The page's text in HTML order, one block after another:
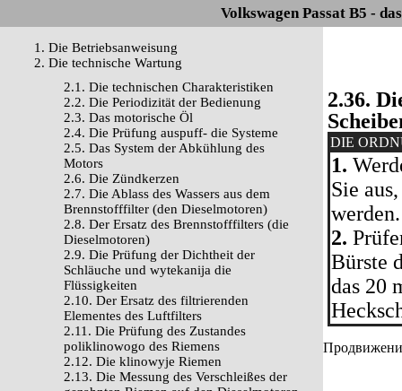
Volkswagen Passat B5 -
1. Die Betriebsanweisung
2. Die technische Wartung
2.1. Die technischen Charakteristiken
2.2. Die Periodizität der Bedienung
2.3. Das motorische Öl
2.4. Die Prüfung auspuff- die Systeme
2.5. Das System der Abkühlung des
Motors
2.6. Die Zündkerzen
2.7. Die Ablass des Wassers aus dem
Brennstofffilter (den Dieselmotoren)
2.8. Der Ersatz des Brennstofffilters (die
Dieselmotoren)
2.9. Die Prüfung der Dichtheit der
Schläuche und wytekanija die
Flüssigkeiten
2.10. Der Ersatz des filtrierenden
Elementes des Luftfilters
2.11. Die Prüfung des Zustandes
poliklinowogo des Riemens
2.12. Die klinowyje Riemen
2.13. Die Messung des Verschleißes der
2.36.
DIE
1.
Sie
werden.
2.
Bürste
das 20